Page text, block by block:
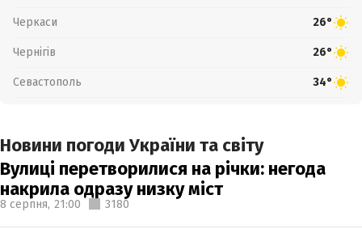
Черкаси 26°
Чернігів 26°
Севастополь 34°
Новини погоди України та світу
Вулиці перетворилися на річки: негода
накрила одразу низку міст
8 серпня, 21:00 3180